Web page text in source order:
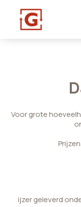
Voor grote
ijzer geleverd